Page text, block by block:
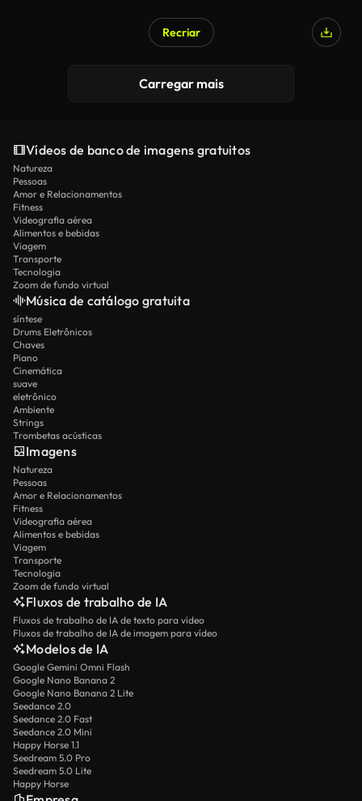
Recriar
Carregar mais
Vídeos de banco de imagens gratuitos
Natureza
Pessoas
Amor e Relacionamentos
Fitness
Videografia aérea
Alimentos e bebidas
Viagem
Transporte
Tecnologia
Zoom de fundo virtual
Música de catálogo gratuita
síntese
Drums Eletrônicos
Chaves
Piano
Cinemática
suave
eletrônico
Ambiente
Strings
Trombetas acústicas
Imagens
Natureza
Pessoas
Amor e Relacionamentos
Fitness
Videografia aérea
Alimentos e bebidas
Viagem
Transporte
Tecnologia
Zoom de fundo virtual
Fluxos de trabalho de IA
Fluxos de trabalho de IA de texto para vídeo
Fluxos de trabalho de IA de imagem para vídeo
Modelos de IA
Google Gemini Omni Flash
Google Nano Banana 2
Google Nano Banana 2 Lite
Seedance 2.0
Seedance 2.0 Fast
Seedance 2.0 Mini
Happy Horse 1.1
Seedream 5.0 Pro
Seedream 5.0 Lite
Happy Horse